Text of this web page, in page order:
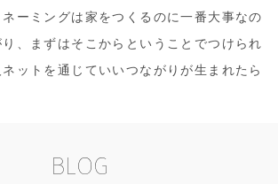
ーミングは家をつくるのに一番大事なの
、まずはそこからということでつけられ
ットを通じていいつながりが生まれたら
BLOG